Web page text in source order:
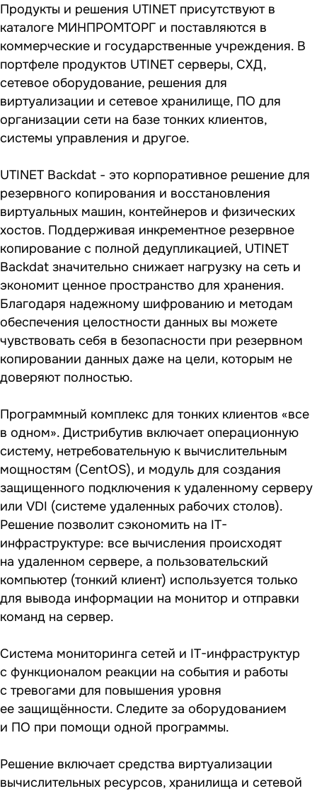
Продукты и решения UTINET присутствуют в
каталоге МИНПРОМТОРГ и поставляются в
коммерческие и государственные учреждения. В
портфеле продуктов UTINET серверы, СХД,
сетевое оборудование, решения для
виртуализации и сетевое хранилище, ПО для
организации сети на базе тонких клиентов,
системы управления и другое.
UTINET Backdat - это корпоративное решение для
резервного копирования и восстановления
виртуальных машин, контейнеров и физических
хостов. Поддерживая инкрементное резервное
копирование с полной дедупликацией, UTINET
Backdat значительно снижает нагрузку на сеть и
экономит ценное пространство для хранения.
Благодаря надежному шифрованию и методам
обеспечения целостности данных вы можете
чувствовать себя в безопасности при резервном
копировании данных даже на цели, которым не
доверяют полностью.
Программный комплекс для тонких клиентов «все
в одном». Дистрибутив включает операционную
систему, нетребовательную к вычислительным
мощностям (CentOS), и модуль для создания
защищенного подключения к удаленному серверу
или VDI (системе удаленных рабочих столов).
Решение позволит сэкономить на IT-
инфраструктуре: все вычисления происходят
на удаленном сервере, а пользовательский
компьютер (тонкий клиент) используется только
для вывода информации на монитор и отправки
команд на сервер.
Система мониторинга сетей и IT-инфраструктур
с функционалом реакции на события и работы
с тревогами для повышения уровня
ее защищённости. Следите за оборудованием
и ПО при помощи одной программы.
Решение включает средства виртуализации
вычислительных ресурсов, хранилища и сетевой